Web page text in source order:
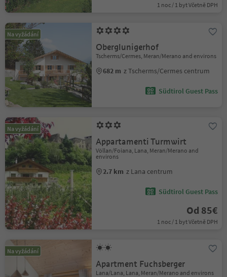
1 noc / 1 byt Včetně DPH
Na vyžádání
Oberglunigerhof
Tscherms/Cermes, Meran/Merano and environs
682 m z Tscherms/Cermes centrum
Südtirol Guest Pass
Na vyžádání
Appartamenti Turmwirt
Völlan/Foiana, Lana, Meran/Merano and
environs
2.7 km z Lana centrum
Südtirol Guest Pass
Od 85€
1 noc / 1 byt Včetně DPH
Na vyžádání
Apartment Fuchsberger
Lana/Lana, Lana, Meran/Merano and environs